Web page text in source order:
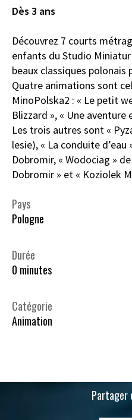
Dès 3 ans
Découvrez 7 courts
enfants du Studio
beaux classiques
Quatre animations sont
MinoPolska2 : « Le petit
Blizzard », « Une aventure
Les trois autres sont «
lesie), « La conduite d’eau
Dobromir, « Wodociag »
Dobromir » et « Koziolek
Pays
Pologne
Durée
0 minutes
Catégorie
Animation
Partager